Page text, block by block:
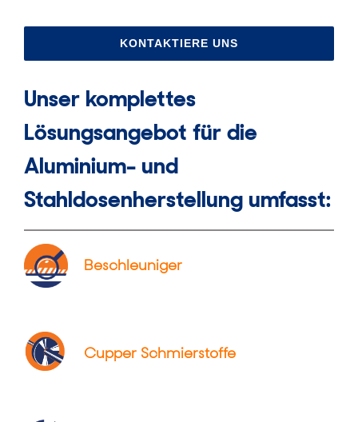
KONTAKTIERE UNS
Unser komplettes
Lösungsangebot für die
Aluminium- und
Stahldosenherstellung umfasst:
Beschleuniger
Cupper Schmierstoffe